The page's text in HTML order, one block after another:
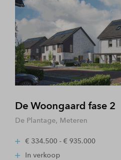
De Woongaard fase 2
De Plantage, Meteren
€ 334.500 - € 935.000
In verkoop